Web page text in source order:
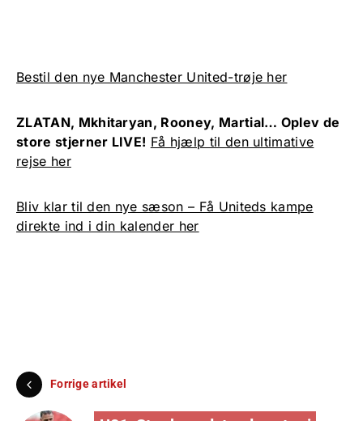
Bestil den nye Manchester United-trøje her
ZLATAN, Mkhitaryan, Rooney, Martial… Oplev de
store stjerner LIVE! Få hjælp til den ultimative
rejse her
Bliv klar til den nye sæson – Få Uniteds kampe
direkte ind i din kalender her
Forrige artikel